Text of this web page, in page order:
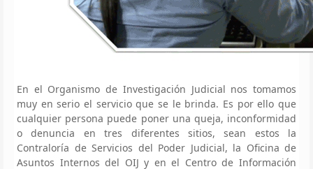
En el Organismo de Investigación Judicial nos tomamos
muy en serio el servicio que se le brinda. Es por ello que
cualquier persona puede poner una queja, inconformidad
o denuncia en tres diferentes sitios, sean estos la
Contraloría de Servicios del Poder Judicial, la Oficina de
Asuntos Internos del OIJ y en el Centro de Información